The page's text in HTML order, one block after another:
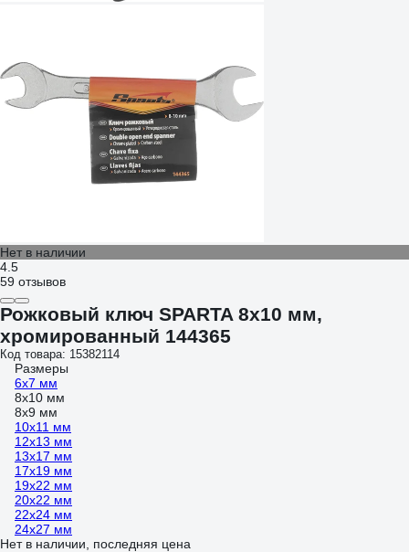
Нет в наличии
4.5
59 отзывов
Рожковый ключ SPARTA 8x10 мм,
хромированный 144365
Код товара: 15382114
Размеры
6х7 мм
8х10 мм
8х9 мм
10х11 мм
12х13 мм
13х17 мм
17х19 мм
19х22 мм
20х22 мм
22х24 мм
24х27 мм
Нет в наличии, последняя цена